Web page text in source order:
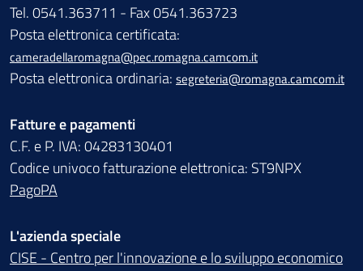
Tel. 0541.363711 - Fax 0541.363723
Posta elettronica certificata:
cameradellaromagna@pec.romagna.camcom.it
Posta elettronica ordinaria: segreteria@romagna.camcom.it
Fatture e pagamenti
C.F. e P. IVA: 04283130401
Codice univoco fatturazione elettronica: ST9NPX
PagoPA
L'azienda speciale
CISE - Centro per l'innovazione e lo sviluppo economico